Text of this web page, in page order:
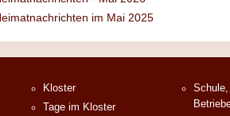
im Mai 2025
Kloster
Tage im Kloster